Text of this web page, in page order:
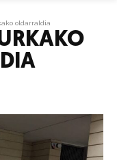
oldarraldia